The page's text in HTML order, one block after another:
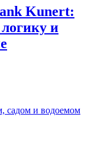
Kunert:
и
садом и водоемом